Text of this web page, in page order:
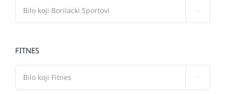
FITNES